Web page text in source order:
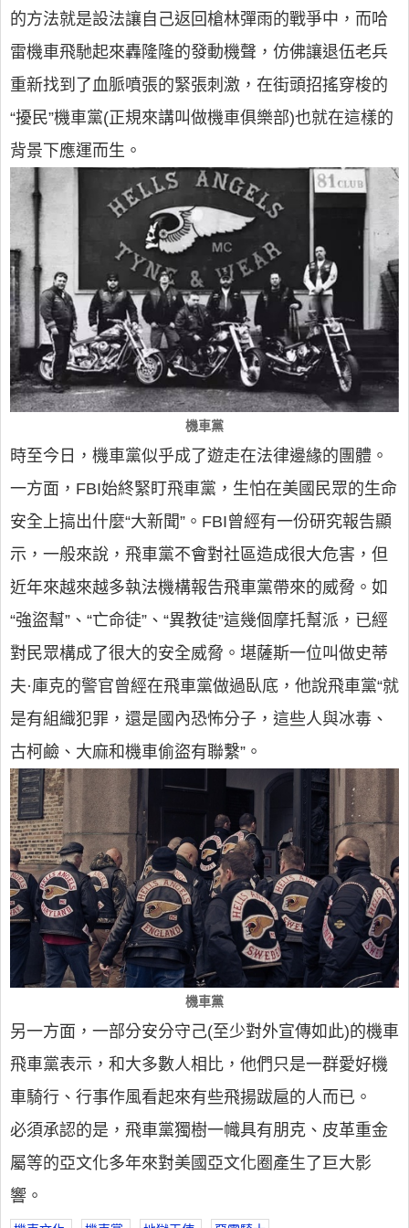
的方法就是設法讓自己返回槍林彈雨的戰爭中，而哈
雷機車飛馳起來轟隆隆的發動機聲，仿佛讓退伍老兵
重新找到了血脈噴張的緊張刺激，在街頭招搖穿梭的
“擾民”機車黨(正規來講叫做機車俱樂部)也就在這樣的
背景下應運而生。
機車黨
時至今日，機車黨似乎成了遊走在法律邊緣的團體。
一方面，FBI始終緊盯飛車黨，生怕在美國民眾的生命
安全上搞出什麼“大新聞”。FBI曾經有一份研究報告顯
示，一般來說，飛車黨不會對社區造成很大危害，但
近年來越來越多執法機構報告飛車黨帶來的威脅。如
“強盜幫”、“亡命徒”、“異教徒”這幾個摩托幫派，已經
對民眾構成了很大的安全威脅。堪薩斯一位叫做史蒂
夫·庫克的警官曾經在飛車黨做過臥底，他說飛車黨“就
是有組織犯罪，還是國內恐怖分子，這些人與冰毒、
古柯鹼、大麻和機車偷盜有聯繫”。
機車黨
另一方面，一部分安分守己(至少對外宣傳如此)的機車
飛車黨表示，和大多數人相比，他們只是一群愛好機
車騎行、行事作風看起來有些飛揚跋扈的人而已。
必須承認的是，飛車黨獨樹一幟具有朋克、皮革重金
屬等的亞文化多年來對美國亞文化圈產生了巨大影
響。